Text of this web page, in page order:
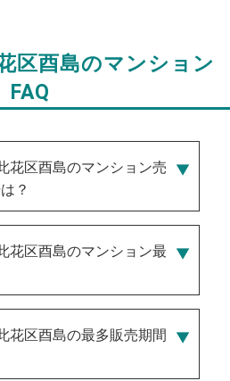
区酉島のマンション
FAQ
花区酉島のマンション売
？
花区酉島のマンション最
、 2026/07/30/1,050万円 、
、 2026/08/05/2,900万円
、
花区酉島の最多販売期間